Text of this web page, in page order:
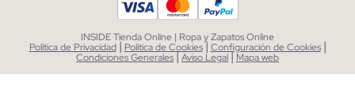
INSIDE Tienda Online | Ropa y Zapatos Online
Política de Privacidad | Política de Cookies| Configuración de Cookies |
Condiciones Generales|Aviso Legal| Mapa web